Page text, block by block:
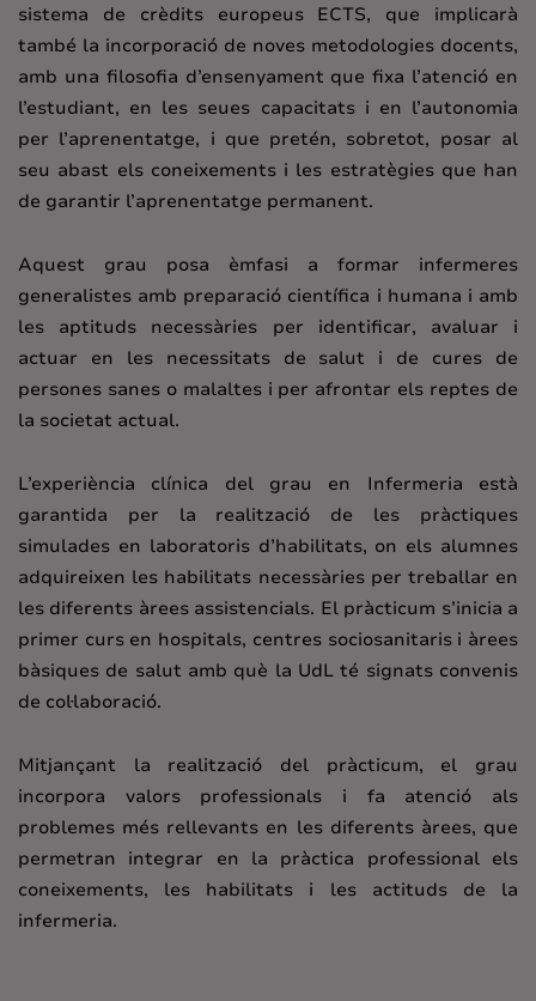
sistema de crèdits europeus ECTS, que implicarà
també la incorporació de noves metodologies docents,
amb una filosofia d’ensenyament que fixa l’atenció en
l’estudiant, en les seues capacitats i en l’autonomia
per l’aprenentatge, i que pretén, sobretot, posar al
seu abast els coneixements i les estratègies que han
de garantir l’aprenentatge permanent.
Aquest grau posa èmfasi a formar infermeres
generalistes amb preparació científica i humana i amb
les aptituds necessàries per identificar, avaluar i
actuar en les necessitats de salut i de cures de
persones sanes o malaltes i per afrontar els reptes de
la societat actual.
L’experiència clínica del grau en Infermeria està
garantida per la realització de les pràctiques
simulades en laboratoris d’habilitats, on els alumnes
adquireixen les habilitats necessàries per treballar en
les diferents àrees assistencials. El pràcticum s’inicia a
primer curs en hospitals, centres sociosanitaris i àrees
bàsiques de salut amb què la UdL té signats convenis
de col·laboració.
Mitjançant la realització del pràcticum, el grau
incorpora valors professionals i fa atenció als
problemes més rellevants en les diferents àrees, que
permetran integrar en la pràctica professional els
coneixements, les habilitats i les actituds de la
infermeria.